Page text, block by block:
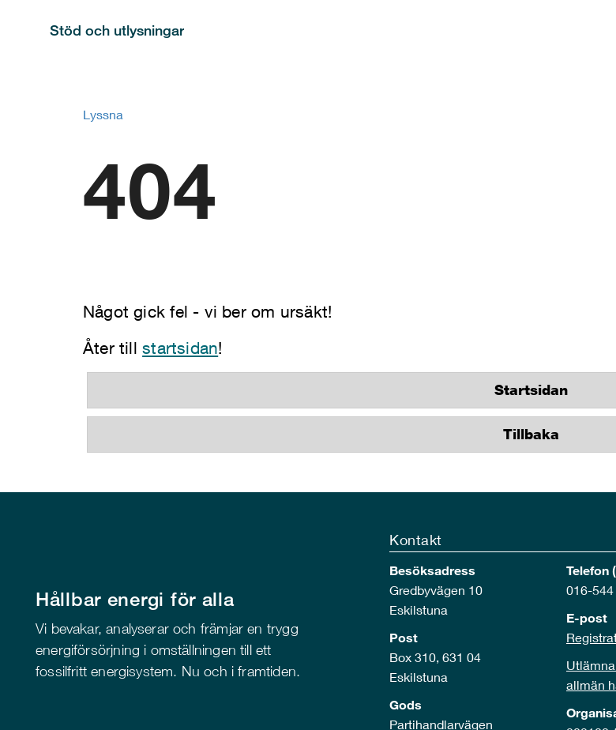
Stöd och utlysningar
Lyssna
404
Något gick fel - vi ber om ursäkt!
Åter tillstartsidan!
Startsidan
Tillbaka
Hållbar energi för alla
Vi bevakar, analyserar och främjar en trygg
energiförsörjning i omställningen till ett
fossilfritt energisystem. Nu och i framtiden.
Kontakt
Besöksadress
Gredbyvägen 10
Eskilstuna
Post
Box 310, 631 04
Eskilstuna
Gods
Partihandlarvägen
Telefon
016-
E-post
allmän